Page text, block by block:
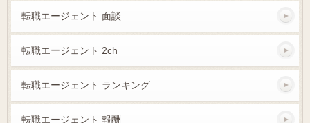
転職エージェント 面談
転職エージェント 2ch
転職エージェント ランキング
転職エージェント 報酬